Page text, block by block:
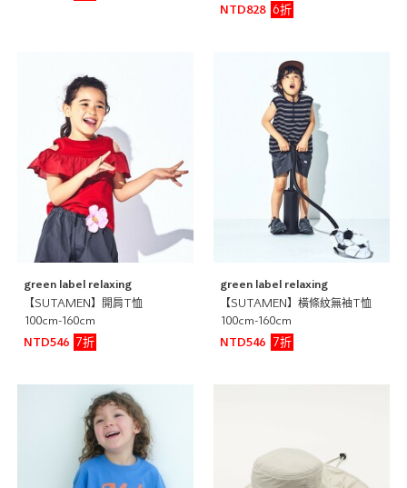
NTD828
6折
green label relaxing
【SUTAMEN】開肩T恤
100cm-160cm
NTD546
7折
green label relaxing
【SUTAMEN】橫條紋無袖T恤
100cm-160cm
NTD546
7折